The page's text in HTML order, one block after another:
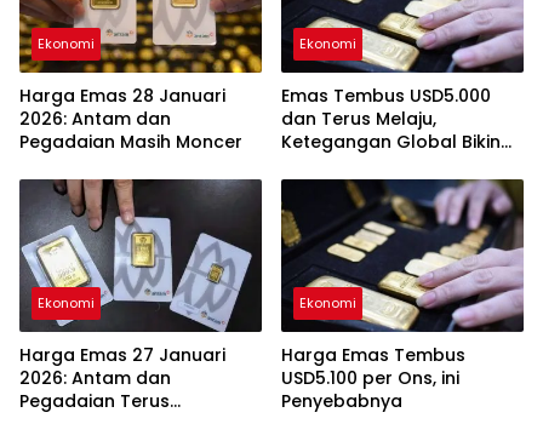
Ekonomi
Harga Emas 28 Januari
2026: Antam dan
Pegadaian Masih Moncer
Ekonomi
Emas Tembus USD5.000
dan Terus Melaju,
Ketegangan Global Bikin
Ekonomi
Harga Emas 27 Januari
2026: Antam dan
Pegadaian Terus
Ekonomi
Harga Emas Tembus
USD5.100 per Ons, ini
Penyebabnya